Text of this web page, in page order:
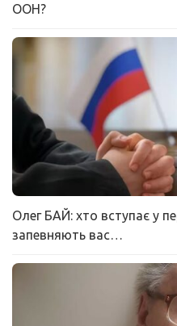
ООН?
Олег БАЙ: хто вступає у
запевняють вас…